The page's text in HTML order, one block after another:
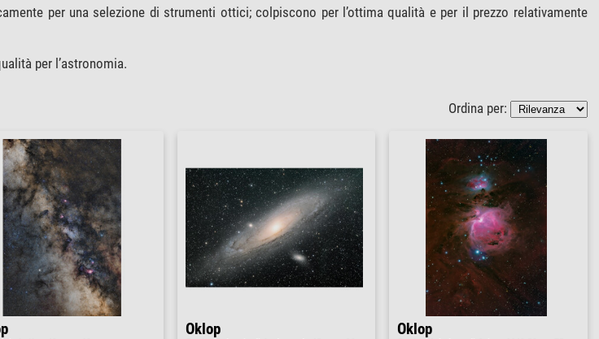
per una selezione di strumenti ottici; colpiscono per l’ottima qualità e per il prezzo relativamente
per l’astronomia.
Ordina per:
Oklop Oklop